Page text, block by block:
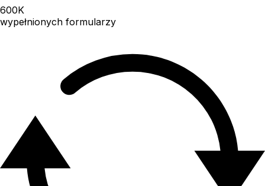
600K
wypełnionych formularzy